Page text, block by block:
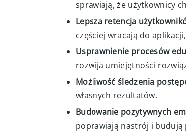
Zalety
Zwiększenie motywacji i
sprawiają, że użytkownicy
Lepsza retencja
częściej wracają do
Usprawnienie procesów
rozwija umiejętności
Możliwość śledzenia